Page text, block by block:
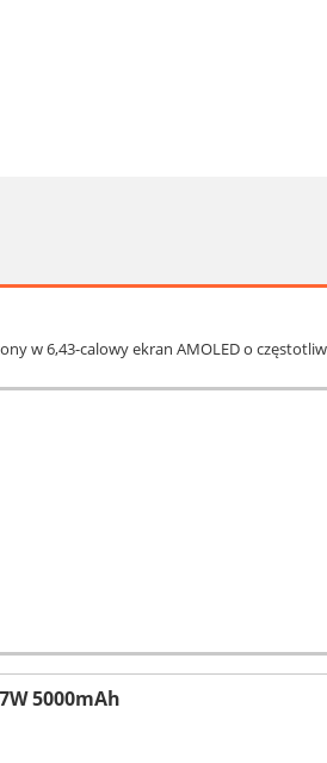
w 6,43-calowy ekran AMOLED o
5000mAh